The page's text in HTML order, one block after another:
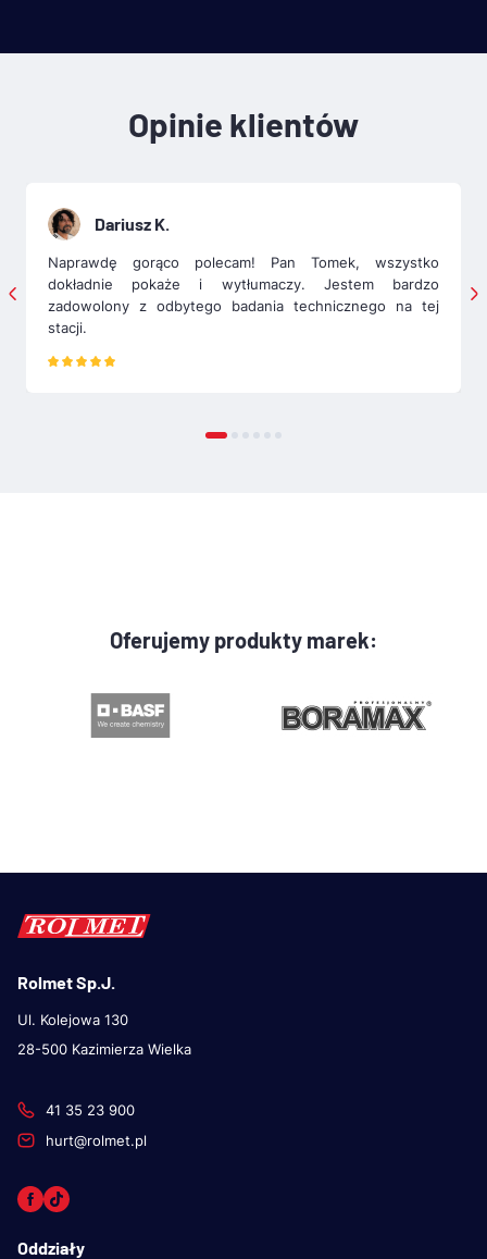
Opinie klientów
Dariusz K.
Naprawdę gorąco polecam! Pan Tomek, wszystko
dokładnie pokaże i wytłumaczy. Jestem bardzo
zadowolony z odbytego badania technicznego na tej
stacji.
Oferujemy produkty marek:
Rolmet Sp.J.
Ul. Kolejowa 130
28-500 Kazimierza Wielka
41 35 23 900
hurt@rolmet.pl
Oddziały